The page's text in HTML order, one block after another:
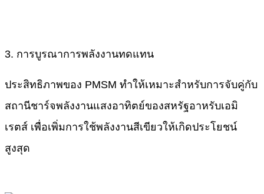
3. การบูรณาการพลังงานทดแทน
ประสิทธิภาพของ PMSM ทำให้เหมาะสำหรับการจับคู่กับ
สถานีชาร์จพลังงานแสงอาทิตย์ของสหรัฐอาหรับเอมิ
เรตส์ เพื่อเพิ่มการใช้พลังงานสีเขียวให้เกิดประโยชน์
สูงสุด